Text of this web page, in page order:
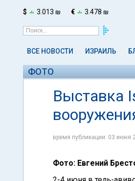
$ 3.013 ₪ € 3.478 ₪
ВСЕ НОВОСТИ ИЗРАИЛЬ
ФОТО
Выставка
время публикации: 03 июня
Фото: Евгений